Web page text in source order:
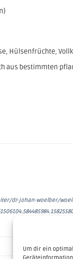
Um dir ein
Hülsenfrüchte,
aus bestimmten
dr-johan-woelber/